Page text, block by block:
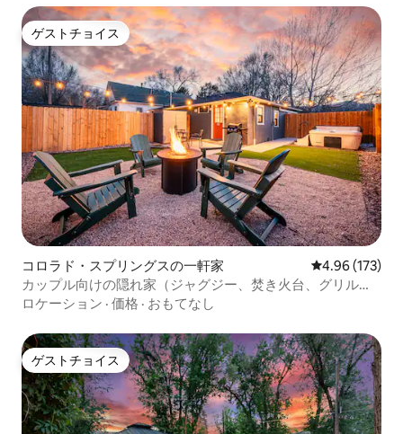
ゲストチョイス
ゲストチョイス
コロラド・スプリングスの一軒家 レビュー173
4.96 (173)
カップル向けの隠れ家（ジャグジー、焚き火台、グリル付
き）
ロケーション · 価格 · おもてなし
ゲストチョイス
ゲストチョイス